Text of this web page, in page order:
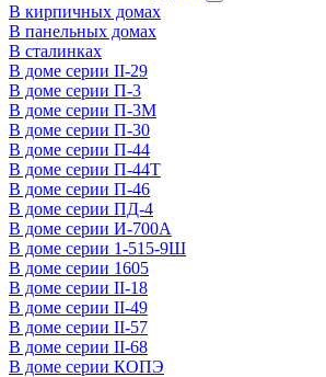
В кирпичных домах
В панельных домах
В сталинках
В доме серии II-29
В доме серии П-3
В доме серии П-3М
В доме серии П-30
В доме серии П-44
В доме серии П-44Т
В доме серии П-46
В доме серии ПД-4
В доме серии И-700А
В доме серии 1-515-9Ш
В доме серии 1605
В доме серии II-18
В доме серии II-49
В доме серии II-57
В доме серии II-68
В доме серии КОПЭ